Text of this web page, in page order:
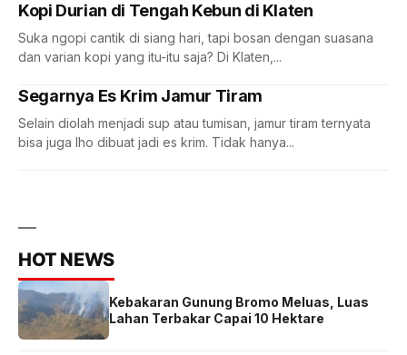
Kopi Durian di Tengah Kebun di Klaten
Suka ngopi cantik di siang hari, tapi bosan dengan suasana
dan varian kopi yang itu-itu saja? Di Klaten,...
Segarnya Es Krim Jamur Tiram
Selain diolah menjadi sup atau tumisan, jamur tiram ternyata
bisa juga lho dibuat jadi es krim. Tidak hanya...
HOT NEWS
Kebakaran Gunung Bromo Meluas, Luas
Lahan Terbakar Capai 10 Hektare